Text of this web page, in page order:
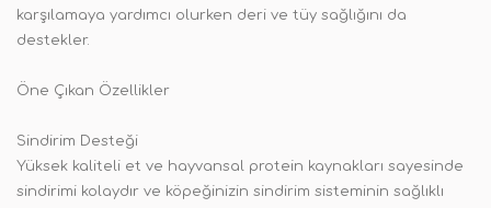
karşılamaya yardımcı olurken deri ve tüy sağlığını da
destekler.
Öne Çıkan Özellikler
Sindirim Desteği
Yüksek kaliteli et ve hayvansal protein kaynakları sayesinde
sindirimi kolaydır ve köpeğinizin sindirim sisteminin sağlıklı